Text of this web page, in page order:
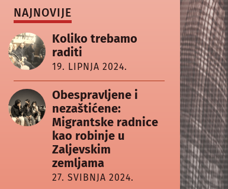
NAJNOVIJE
Koliko trebamo
raditi
19. LIPNJA 2024.
Obespravljene i
nezaštićene:
Migrantske radnice
kao robinje u
Zaljevskim
zemljama
27. SVIBNJA 2024.